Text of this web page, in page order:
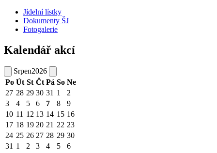
Jídelní lístky
Dokumenty ŠJ
Fotogalerie
Kalendář akcí
Srpen2026
Po Út St Čt Pá So Ne
27 28 29 30 31 1
2
3
4 5 6 7 8
9
10 11 12 13 14 15 16
17 18 19 20 21 22 23
24 25 26 27 28 29 30
31 1 2 3 4 5 6